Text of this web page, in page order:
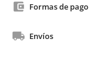
Formas de pago
Envíos